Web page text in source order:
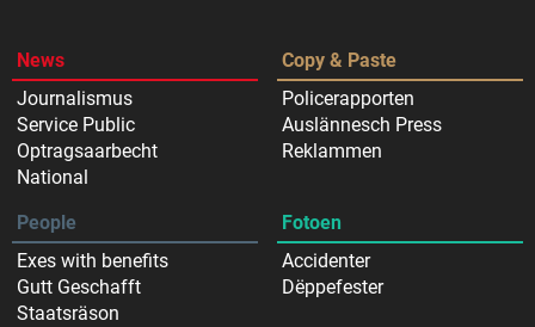
News
Journalismus
Service Public
Optragsaarbecht
National
Copy & Paste
Policerapporten
Auslännesch Press
Reklammen
People
Exes with benefits
Gutt Geschafft
Staatsräson
Fotoen
Accidenter
Dëppefester